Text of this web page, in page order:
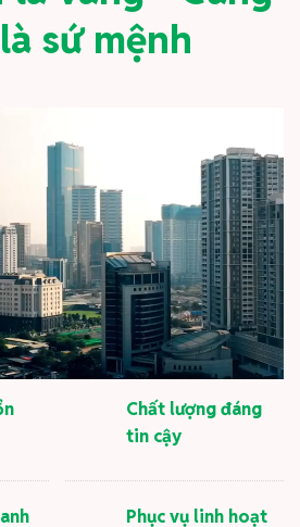
sứ mệnh
Chất lượng đáng
tin cậy
Phục vụ linh hoạt